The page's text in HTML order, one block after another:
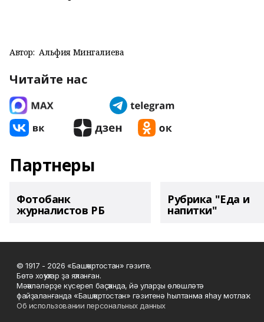
Автор: Альфия Мингалиева
Читайте нас
Партнеры
Фотобанк
журналистов РБ
Рубрика "Еда и
напитки"
© 1917 - 2026 «Башҡортостан» гәзите.
Бөтә хоҡуҡтар ҙа яҡланған.
Мәҡәләләрҙе күсереп баҫҡанда, йә уларҙы өлөшләтә
файҙаланғанда «Башҡортостан» гәзитенә һылтанма яһау мотлаҡ.
Об использовании персональных данных